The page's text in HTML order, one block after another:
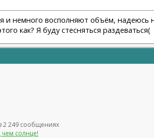
и немного восполняют объём, надеюсь
как? Я буду стесняться раздеваться(
2 249 сообщениях
чем солнце!